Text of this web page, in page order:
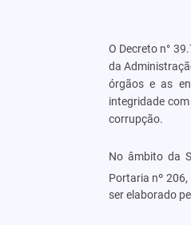
O Decreto n°
da
órgãos e as
integridade
corrupção.
No âmbito da
Portaria nº
ser elaborado